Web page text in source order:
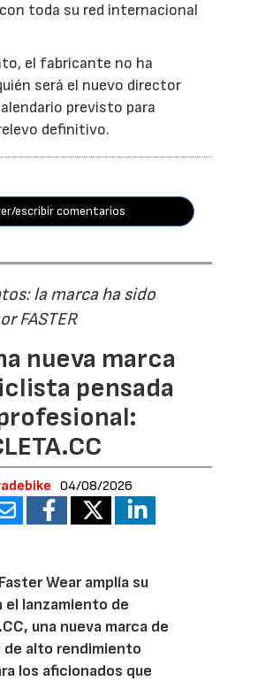
toda su red internacional
el fabricante no ha
será el nuevo director
previsto para
definitivo.
escribir comentarios
la marca ha sido
FASTER
nueva marca
pensada
04/08/2026
Wear amplía su
lanzamiento de
una nueva marca de
de alto rendimiento
los aficionados que